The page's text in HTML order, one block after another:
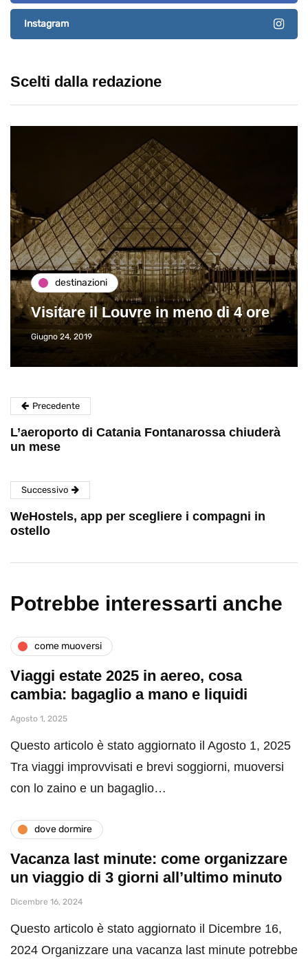
Instagram
Scelti dalla redazione
destinazioni
Visitare il Louvre in meno di 4 ore
Giugno 24, 2019
Precedente
L’aeroporto di Catania Fontanarossa chiuderà
un mese
Successivo
WeHostels, app per scegliere i compagni in
ostello
Potrebbe interessarti anche
come muoversi
Viaggi estate 2025 in aereo, cosa
cambia: bagaglio a mano e liquidi
Agosto 1, 2025
Questo articolo è stato aggiornato il Agosto 1, 2025
Tra viaggi improvvisati e brevi soggiorni, muoversi
con lo zaino e un bagaglio…
dove dormire
Vacanza last minute: come organizzare
un viaggio di 3 giorni all’ultimo minuto
Dicembre 16, 2024
Questo articolo è stato aggiornato il Dicembre 16,
2024 Organizzare una vacanza last minute potrebbe